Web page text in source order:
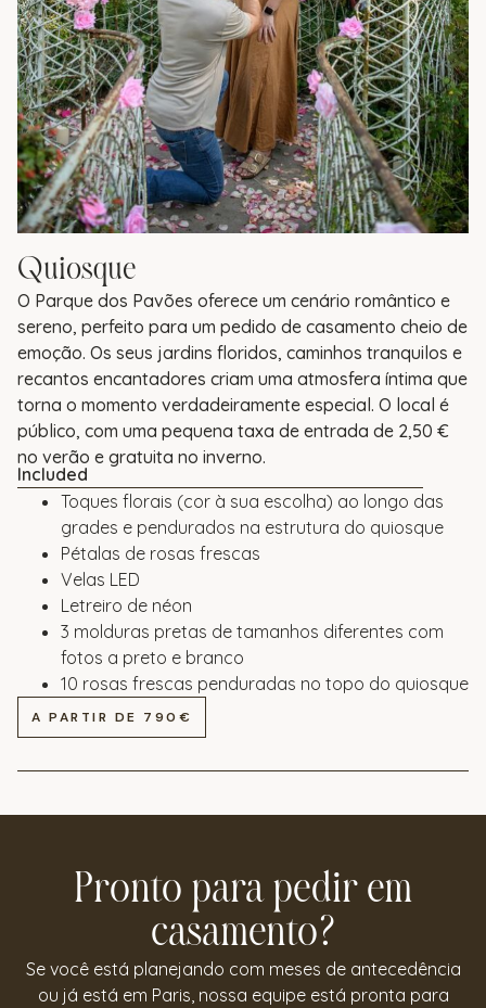
Quiosque
O Parque dos Pavões oferece um cenário romântico e
sereno, perfeito para um pedido de casamento cheio de
emoção. Os seus jardins floridos, caminhos tranquilos e
recantos encantadores criam uma atmosfera íntima que
torna o momento verdadeiramente especial. O local é
público, com uma pequena taxa de entrada de 2,50 €
no verão e gratuita no inverno.
Included
Toques florais (cor à sua escolha) ao longo das
grades e pendurados na estrutura do quiosque
Pétalas de rosas frescas
Velas LED
Letreiro de néon
3 molduras pretas de tamanhos diferentes com
fotos a preto e branco
10 rosas frescas penduradas no topo do quiosque
A PARTIR DE 790€
Pronto para pedir em
casamento?
Se você está planejando com meses de antecedência
ou já está em Paris, nossa equipe está pronta para